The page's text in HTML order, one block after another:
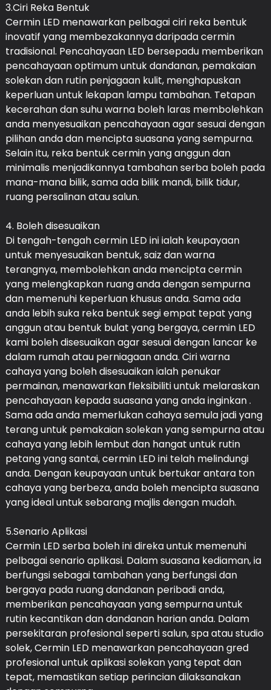
3.Ciri Reka Bentuk
Cermin LED menawarkan pelbagai ciri reka bentuk
inovatif yang membezakannya daripada cermin
tradisional. Pencahayaan LED bersepadu memberikan
pencahayaan optimum untuk dandanan, pemakaian
solekan dan rutin penjagaan kulit, menghapuskan
keperluan untuk lekapan lampu tambahan. Tetapan
kecerahan dan suhu warna boleh laras membolehkan
anda menyesuaikan pencahayaan agar sesuai dengan
pilihan anda dan mencipta suasana yang sempurna.
Selain itu, reka bentuk cermin yang anggun dan
minimalis menjadikannya tambahan serba boleh pada
mana-mana bilik, sama ada bilik mandi, bilik tidur,
ruang persalinan atau salun.
4. Boleh disesuaikan
Di tengah-tengah cermin LED ini ialah keupayaan
untuk menyesuaikan bentuk, saiz dan warna
terangnya, membolehkan anda mencipta cermin
yang melengkapkan ruang anda dengan sempurna
dan memenuhi keperluan khusus anda. Sama ada
anda lebih suka reka bentuk segi empat tepat yang
anggun atau bentuk bulat yang bergaya, cermin LED
kami boleh disesuaikan agar sesuai dengan lancar ke
dalam rumah atau perniagaan anda. Ciri warna
cahaya yang boleh disesuaikan ialah penukar
permainan, menawarkan fleksibiliti untuk melaraskan
pencahayaan kepada suasana yang anda inginkan .
Sama ada anda memerlukan cahaya semula jadi yang
terang untuk pemakaian solekan yang sempurna atau
cahaya yang lebih lembut dan hangat untuk rutin
petang yang santai, cermin LED ini telah melindungi
anda. Dengan keupayaan untuk bertukar antara ton
cahaya yang berbeza, anda boleh mencipta suasana
yang ideal untuk sebarang majlis dengan mudah.
5.Senario Aplikasi
Cermin LED serba boleh ini direka untuk memenuhi
pelbagai senario aplikasi. Dalam suasana kediaman, ia
berfungsi sebagai tambahan yang berfungsi dan
bergaya pada ruang dandanan peribadi anda,
memberikan pencahayaan yang sempurna untuk
rutin kecantikan dan dandanan harian anda. Dalam
persekitaran profesional seperti salun, spa atau studio
solek, Cermin LED menawarkan pencahayaan gred
profesional untuk aplikasi solekan yang tepat dan
tepat, memastikan setiap perincian dilaksanakan